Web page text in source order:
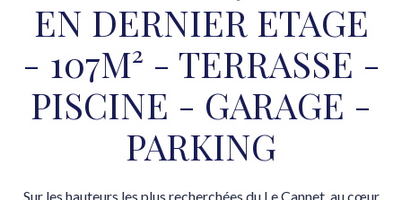
EN DERNIER ETAGE
- 107M² - TERRASSE -
PISCINE - GARAGE -
PARKING
Sur les hauteurs les plus recherchées du Le Cannet, au cœur